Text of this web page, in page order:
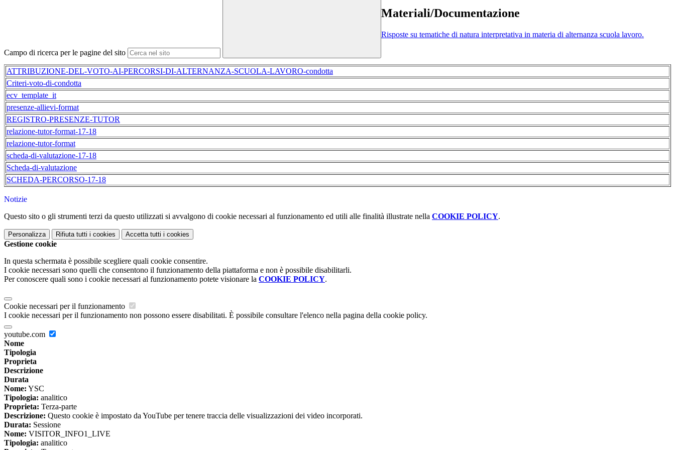
Campo di ricerca per le pagine del sito
Materiali/Documentazione
Risposte su tematiche di natura interpretativa in materia di alternanza scuola lavoro.
ATTRIBUZIONE-DEL-VOTO-AI-PERCORSI-DI-ALTERNANZA-SCUOLA-LAVORO-condotta
Criteri-voto-di-condotta
ecv_template_it
presenze-allievi-format
REGISTRO-PRESENZE-TUTOR
relazione-tutor-format-17-18
relazione-tutor-format
scheda-di-valutazione-17-18
Scheda-di-valutazione
SCHEDA-PERCORSO-17-18
Notizie
Questo sito o gli strumenti terzi da questo utilizzati si avvalgono di cookie necessari al funzionamento ed utili alle finalità illustrate nella COOKIE POLICY.
Personalizza Rifiuta tutti i cookies Accetta tutti i cookies
Gestione cookie
In questa schermata è possibile scegliere quali cookie consentire.
I cookie necessari sono quelli che consentono il funzionamento della piattaforma e non è possibile disabilitarli.
Per conoscere quali sono i cookie necessari al funzionamento potete visionare la COOKIE POLICY.
Cookie necessari per il funzionamento
I cookie necessari per il funzionamento non possono essere disabilitati. È possibile consultare l'elenco nella pagina della cookie policy.
youtube.com
Nome
Tipologia
Proprieta
Descrizione
Durata
Nome: YSC
Tipologia: analitico
Proprieta: Terza-parte
Descrizione: Questo cookie è impostato da YouTube per tenere traccia delle visualizzazioni dei video incorporati.
Durata: Sessione
Nome: VISITOR_INFO1_LIVE
Tipologia: analitico